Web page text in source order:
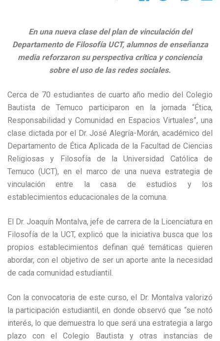
En una nueva clase del plan de vinculación del
Departamento de Filosofía UCT, alumnos de enseñanza
media reforzaron su perspectiva crítica y conciencia
sobre el uso de las redes sociales.
Cerca de 70 estudiantes de cuarto año medio del Colegio
Bautista de Temuco participaron en la jornada “Ética,
Responsabilidad y Comunidad en Espacios Virtuales”, una
clase dictada por el Dr. José Alegría-Morán, académico del
Departamento de Ética Aplicada de la Facultad de Ciencias
Religiosas y Filosofía de la Universidad Católica de
Temuco (UCT), en el marco de una nueva estrategia de
vinculación entre la casa de estudios y los
establecimientos educacionales de la comuna.
El Dr. Joaquín Montalva, jefe de carrera de la Licenciatura en
Filosofía de la UCT, explicó que la iniciativa busca que los
propios establecimientos definan qué temáticas quieren
abordar, con el objetivo de ser un aporte ante la necesidad
de cada comunidad estudiantil.
Con la convocatoria de este curso, el Dr. Montalva valorizó
la participación estudiantil, en donde observó que “se notó
interés, lo que demuestra lo que será una estrategia a largo
plazo con el Colegio Bautista y otras instancias de